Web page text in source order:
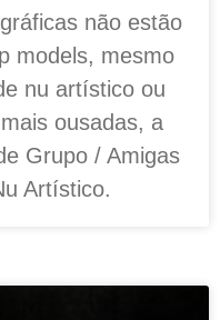
não estão
models, mesmo
nu artístico ou
ousadas, a
Grupo / Amigas
Artístico.